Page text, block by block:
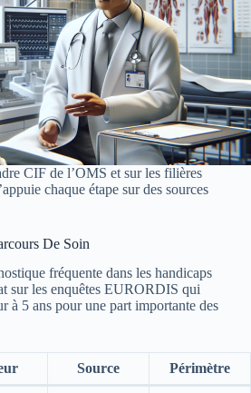
CIF de l’OMS et sur les filières
chaque étape sur des sources
De Soin
fréquente dans les handicaps
sur les enquêtes EURORDIS qui
à 5 ans pour une part importante des
Source Périmètre